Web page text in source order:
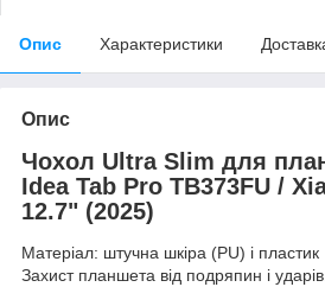
Опис Характеристики
Опис
Чохол Ultra Slim для
Idea Tab Pro TB373FU /
12.7" (2025)
Матеріал: штучна шкіра (PU) і пластик
Захист планшета від подряпин і